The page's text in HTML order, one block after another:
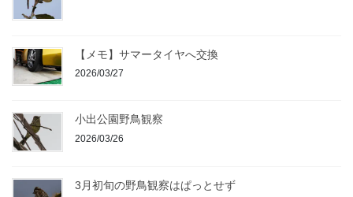
【メモ】サマータイヤへ交換
2026/03/27
小出公園野鳥観察
2026/03/26
3月初旬の野鳥観察はぱっとせず